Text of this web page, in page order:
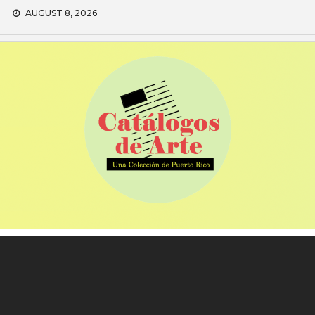
Skip
content
AUGUST 8, 2026